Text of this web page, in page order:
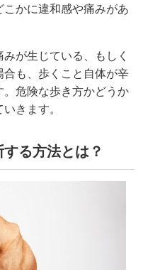
かに違和感や痛みがあ
が生じている、もしく
も、歩くこと自体が辛
。危険な歩き方かどうか
きます。
る方法とは？